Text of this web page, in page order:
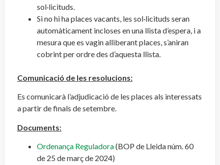
sol·licituds.
Si no hi ha places vacants, les sol·licituds seran
automàticament incloses en una llista d’espera, i a
mesura que es vagin alliberant places, s’aniran
cobrint per ordre des d’aquesta llista.
Comunicació de les resolucions:
Es comunicarà l’adjudicació de les places als interessats
a partir de finals de setembre.
Documents:
Ordenança Reguladora(BOP de Lleida núm. 60
de 25 de març de 2024)